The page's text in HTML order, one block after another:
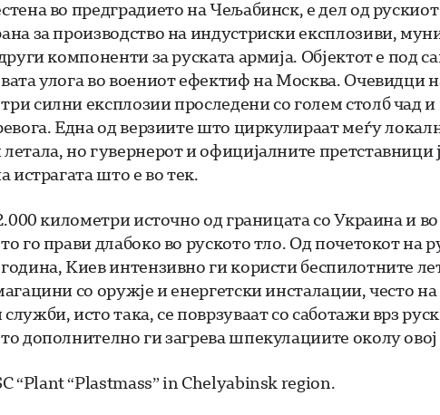
во предградието на Чељабинск, е дел од
за производство на индустриски експлозиви,
компоненти за руската армија. Објектот е под
улога во воениот ефектиф на Москва. Очевидци
силни експлозии проследени со голем столб чад и
Една од верзиите што циркулираат меѓу
но гувернерот и официјалните претставници
истрагата што е во тек.
километри источно од границата со Украина и
го прави длабоко во руското тло. Од почетокот на
Киев интензивно ги користи беспилотните
со оружје и енергетски инсталации, често на
исто така, се поврзуваат со саботажи врз
дополнително ги загрева шпекулациите околу
“Plant “Plastmass” in Chelyabinsk region.